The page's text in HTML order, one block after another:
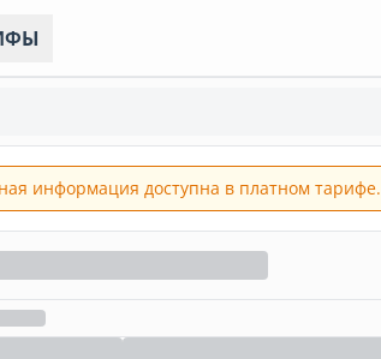
информация доступна в платном тарифе.